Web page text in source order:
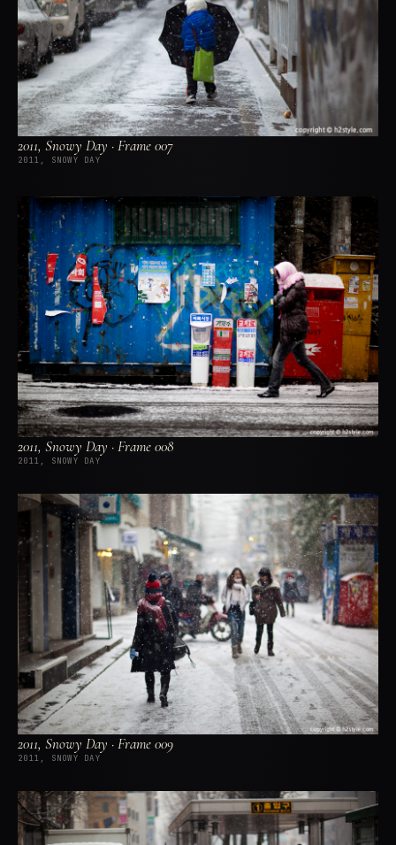
2011, Snowy Day · Frame 007
2011, SNOWY DAY
2011, Snowy Day · Frame 008
2011, SNOWY DAY
2011, Snowy Day · Frame 009
2011, SNOWY DAY